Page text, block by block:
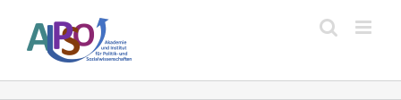
springen